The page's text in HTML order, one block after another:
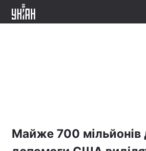
Майже 700 мільйонів